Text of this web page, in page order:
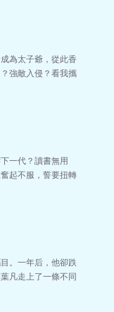
為太子爺，從此香
強敵入侵？看我攜
一代？讀書無用
起不服，誓要扭轉
。一年后，他卻跌
凡走上了一條不同